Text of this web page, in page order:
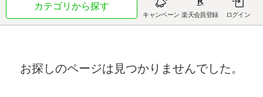
カテゴリから探す
キャンペーン 楽天会員登録 ログイン
お探しのページは見つかりませんでした。